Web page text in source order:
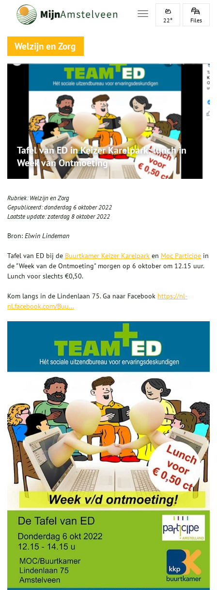
Toggle navigation
22° Files
Welzijn en Zorg
Tafel van ED in Keizer Karelpark: lunch in
Week van Ontmoeting
Rubriek:Welzijn en Zorg
Gepubliceerd:donderdag 6 oktober 2022
Laatste update:zaterdag 8 oktober 2022
Bron: Elwin Lindeman
Tafel van ED bij de Buurtkamer Keizer Karelpark en Moc Participe in
de "Week van de Ontmoeting" morgen op 6 oktober om 12.15 uur.
Lunch voor slechts €0,50.
Kom langs in de Lindenlaan 75. Ga naar Facebook https://nl-
nl.facebook.com/Buu...